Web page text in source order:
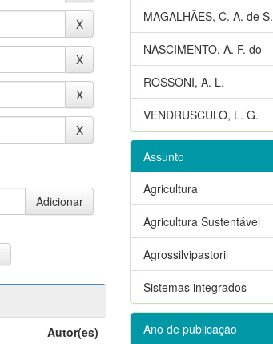
Autor(es)
MAGALHÃES, C. A. de S.
NASCIMENTO, A. F. do
ROSSONI, A. L.
VENDRUSCULO, L. G.
Assunto
Agricultura
Agricultura Sustentável
Agrossilvipastoril
Sistemas integrados
Ano de publicação